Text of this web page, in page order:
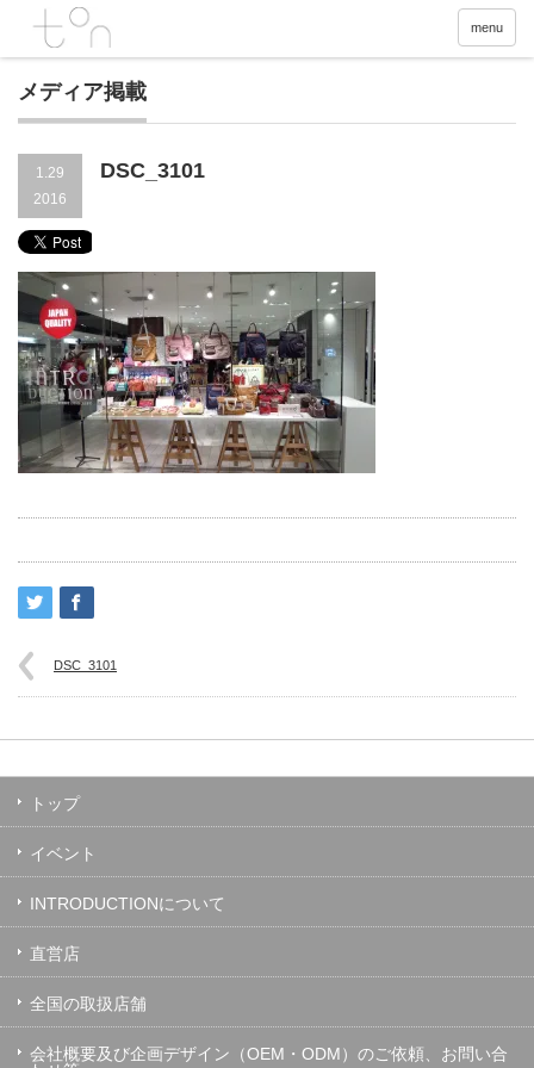
menu
メディア掲載
1.29
2016
DSC_3101
DSC_3101
トップ
イベント
INTRODUCTIONについて
直営店
全国の取扱店舗
会社概要及び企画デザイン（OEM・ODM）のご依頼、お問い合